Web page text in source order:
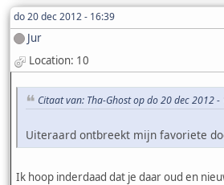
do 20 dec 2012 - 16:39
Jur
Location: 10
Citaat van: Tha-Ghost op do 20 dec 2012 -
Uiteraard ontbreekt mijn favoriete
Ik hoop inderdaad dat je daar oud en